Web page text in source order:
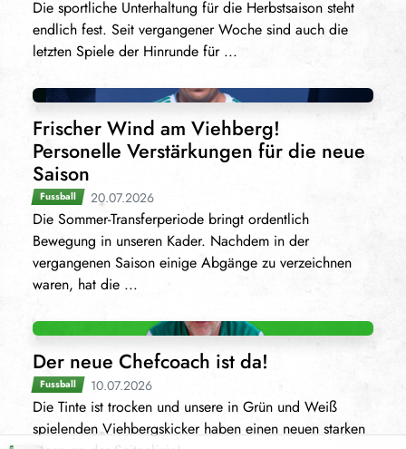
Die sportliche Unterhaltung für die Herbstsaison steht
endlich fest. Seit vergangener Woche sind auch die
letzten Spiele der Hinrunde für ...
Frischer Wind am Viehberg!
Personelle Verstärkungen für die neue
Saison
Fussball 20.07.2026
Die Sommer-Transferperiode bringt ordentlich
Bewegung in unseren Kader. Nachdem in der
vergangenen Saison einige Abgänge zu verzeichnen
waren, hat die ...
Der neue Chefcoach ist da!
Fussball 10.07.2026
Die Tinte ist trocken und unsere in Grün und Weiß
spielenden Viehbergskicker haben einen neuen starken